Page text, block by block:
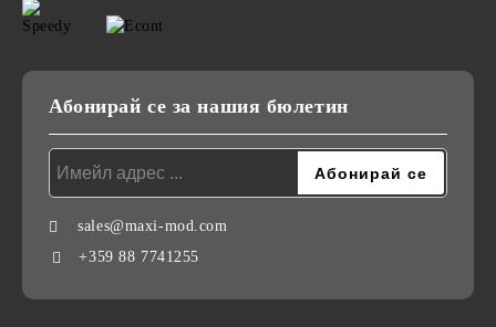
Абонирай се за нашия бюлетин
sales@maxi-mod.com
+359 88 7741255